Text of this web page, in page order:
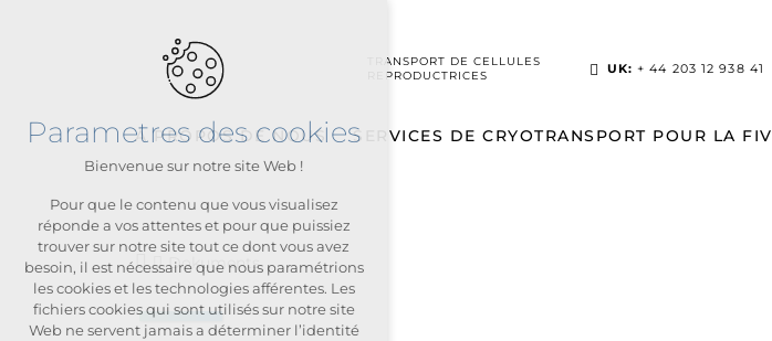
TRANSPORT DE CELLULES
REPRODUCTRICES
UK: + 44 203 12 938 41
À PROPOS DE NOUS SERVICES DE CRYOTRANSPORT POUR LA FIV
Dokuments
Parametres des cookies
Bienvenue sur notre site Web !
Pour que le contenu que vous visualisez
réponde a vos attentes et pour que puissiez
trouver sur notre site tout ce dont vous avez
besoin, il est nécessaire que nous paramétrions
les cookies et les technologies afférentes. Les
fichiers cookies qui sont utilisés sur notre site
Web ne servent jamais a déterminer l’identité